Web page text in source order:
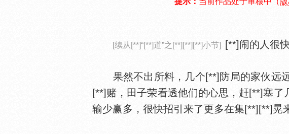
[续从[**]“[**]道”之[**][**][**]小节] [**]闹的人很
果然不出所料，几个[**]防局的家伙远远
[**]赌，田子荣看透他们的心思，赶[**]塞
输少赢多，很快招引来了更多在集[**][**]晃